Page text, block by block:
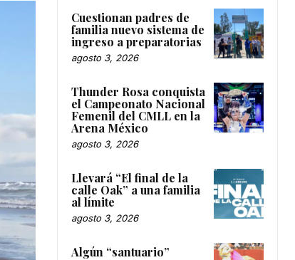
Cuestionan padres de
familia nuevo sistema de
ingreso a preparatorias
agosto 3, 2026
Thunder Rosa conquista
el Campeonato Nacional
Femenil del CMLL en la
Arena México
agosto 3, 2026
Llevará “El final de la
calle Oak” a una familia
al límite
agosto 3, 2026
Algún “santuario”